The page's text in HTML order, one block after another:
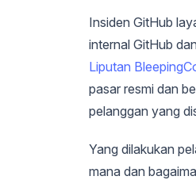
Insiden GitHub
internal GitHub
Liputan
pasar resmi dan
pelanggan yang
Yang dilakukan
mana dan